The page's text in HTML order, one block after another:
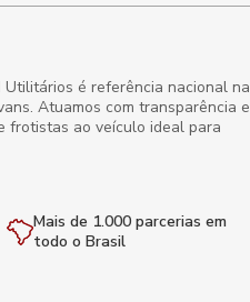
Utilitários é referência nacional na
Atuamos com transparência e
frotistas ao veículo ideal para
Mais de 1.000 parcerias em
todo o Brasil